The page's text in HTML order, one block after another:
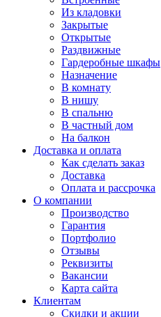
Из кладовки
Закрытые
Открытые
Раздвижные
Гардеробные шкафы
Назначение
В комнату
В нишу
В спальню
В частный дом
На балкон
Доставка и оплата
Как сделать заказ
Доставка
Оплата и рассрочка
О компании
Производство
Гарантия
Портфолио
Отзывы
Реквизиты
Вакансии
Карта сайта
Клиентам
Скидки и акции